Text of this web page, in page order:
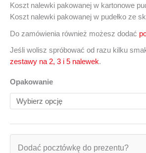
Koszt nalewki pakowanej w kartonowe
Koszt nalewki pakowanej w pudełko ze
Do zamówienia również możesz dodać
Jeśli wolisz spróbować od razu kilku
zestawy na 2, 3 i 5 nalewek.
Opakowanie
Dodać pocztówkę do prezentu?